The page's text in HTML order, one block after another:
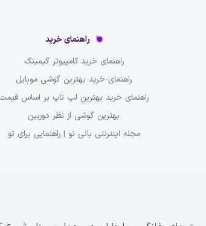
راهنمای خرید
راهنمای خرید کامپیوتر گیمینگ
راهنمای خرید بهترین گوشی موبایل
راهنمای خرید بهترین لپ تاپ بر اساس قیمت
بهترین گوشی از نظر دوربین
مجله اینترنتی بانی نو | راهنمایی برای تو